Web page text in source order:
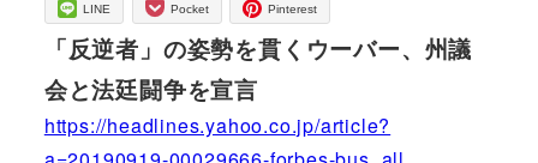
LINE Pocket Pinterest
「反逆者」の姿勢を貫くウーバー、州議
会と法廷闘争を宣言
https://headlines.yahoo.co.jp/article?